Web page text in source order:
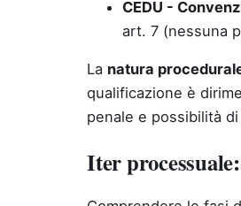
CEDU -
art. 7 (nessuna
La natura
qualificazione è
penale e possibilità
Iter